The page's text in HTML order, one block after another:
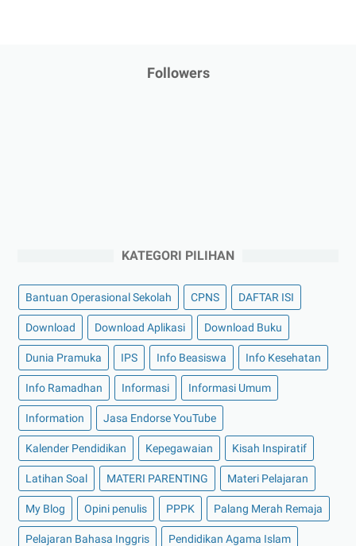
Followers
KATEGORI PILIHAN
Bantuan Operasional Sekolah CPNS DAFTAR ISI
Download Download Aplikasi Download Buku
Dunia Pramuka IPS Info Beasiswa Info Kesehatan
Info Ramadhan Informasi Informasi Umum
Information Jasa Endorse YouTube
Kalender Pendidikan Kepegawaian Kisah Inspiratif
Latihan Soal MATERI PARENTING Materi Pelajaran
My Blog Opini penulis PPPK Palang Merah Remaja
Pelajaran Bahasa Inggris Pendidikan Agama Islam